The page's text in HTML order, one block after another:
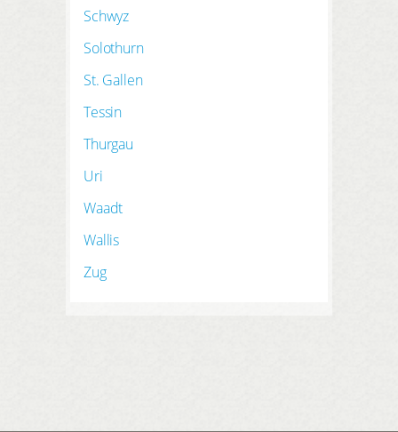
Schwyz
Solothurn
St. Gallen
Tessin
Thurgau
Uri
Waadt
Wallis
Zug